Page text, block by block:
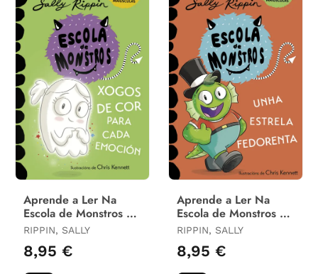
Aprende a Ler Na
Escola de Monstros 7.
Xogos de Cor para
Cada Emoción
RIPPIN, SALLY
8,95 €
Aprende a Ler Na
Escola de Monstros 8.
Unha Estrela
Fedorenta
RIPPIN, SALLY
8,95 €